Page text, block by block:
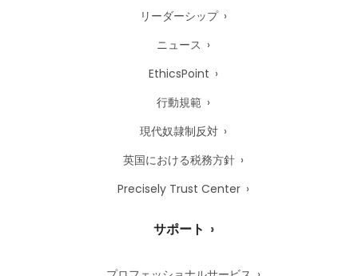
リーダーシップ
ニュース
EthicsPoint
行動規範
現代奴隷制反対
英国における税務方針
Precisely Trust Center
サポート